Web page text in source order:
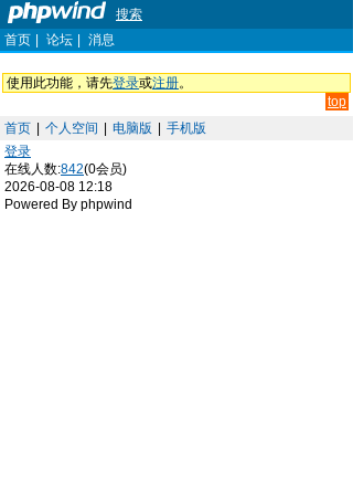
搜索
首页
论坛 消息
使用此功能，请先登录或注册。
top
首页
个人空间 电脑版
手机版
登录
在线人数:842(0会员)
2026-08-08 12:18
Powered By phpwind